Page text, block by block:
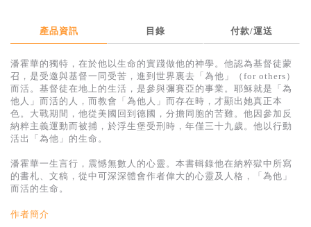
得獎作品推介
中文二手書
英文二手書
精選英文書
基道 Top 50
產品資訊 目錄 付款/運送
潘霍華的獨特，在於他以生命的實踐做他的神學。他認為基督徒蒙
召，是受邀與基督一同受苦，進到世界裏去「為他」（for others）
而活。基督徒在地上的生活，是參與彌賽亞的事業。耶穌就是「為
他人」而活的人，而教會「為他人」而存在時，才顯出她真正本
色。大戰期間，他從美國回到德國，分擔同胞的苦難。他因參加反
納粹主義運動而被捕，於浮生堡受刑時，年僅三十九歲。他以行動
活出「為他」的生命。
潘霍華一生言行，震憾無數人的心靈。本書輯錄他在納粹獄中所寫
的書札、文稿，從中可深深體會作者偉大的心靈及人格，「為他」
而活的生命。
作者簡介